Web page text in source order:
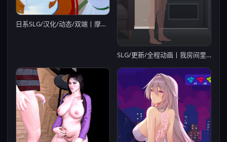
日系SLG/汉化/动态/双端丨摩卡女仆/Mocha Maid v0.1.2 【20251124】
SLG/更新/全程动画丨我房间里的可爱死神/Cute Reapers in my Room v0.4.1 【20230913】